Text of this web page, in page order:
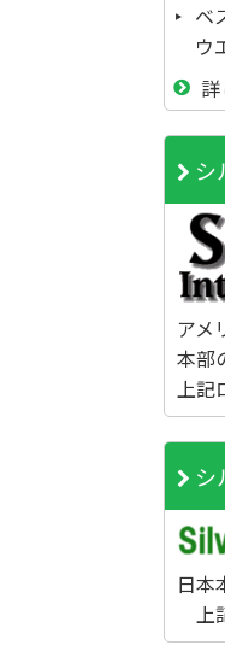
ベ
ウ
シ
アメ
本部
上記
シ
日本
上